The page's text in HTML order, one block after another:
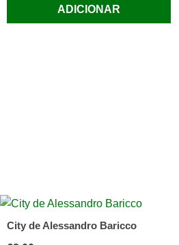
ADICIONAR
City de Alessandro Baricco